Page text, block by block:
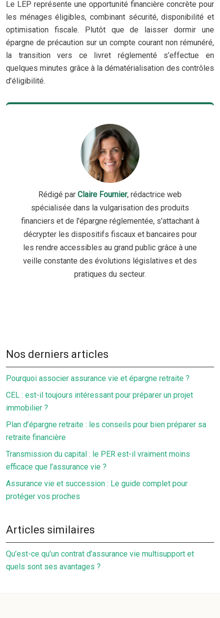
Le LEP représente une opportunité financière concrète pour
les ménages éligibles, combinant sécurité, disponibilité et
optimisation fiscale. Plutôt que de laisser dormir une
épargne de précaution sur un compte courant non rémunéré,
la transition vers ce livret réglementé s’effectue en
quelques minutes grâce à la dématérialisation des contrôles
d’éligibilité.
Rédigé par Claire Fournier, rédactrice web
spécialisée dans la vulgarisation des produits
financiers et de l'épargne réglementée, s'attachant à
décrypter les dispositifs fiscaux et bancaires pour
les rendre accessibles au grand public grâce à une
veille constante des évolutions législatives et des
pratiques du secteur.
Nos derniers articles
Pourquoi associer assurance vie et épargne retraite ?
CEL : est-il toujours intéressant pour préparer un projet
immobilier ?
Plan d’épargne retraite : les conseils pour bien préparer sa
retraite financière
Transmission du capital : le PER est-il vraiment moins
efficace que l’assurance vie ?
Assurance vie et succession : Le guide complet pour
protéger vos proches
Articles similaires
Qu’est-ce qu’un contrat d’assurance vie multisupport et
quels sont ses avantages ?